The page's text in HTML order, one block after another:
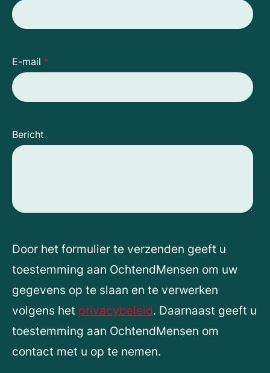
E-mail *
Bericht
Door het formulier te verzenden geeft u
toestemming aan OchtendMensen om uw
gegevens op te slaan en te verwerken
volgens het privacybeleid. Daarnaast geeft u
toestemming aan OchtendMensen om
contact met u op te nemen.